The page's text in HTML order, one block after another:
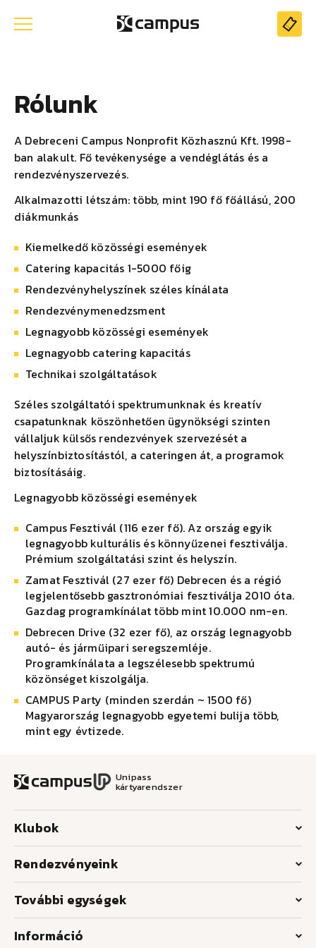
Rólunk
A Debreceni Campus Nonprofit Közhasznú Kft. 1998-
ban alakult. Fő tevékenysége a vendéglátás és a
rendezvényszervezés.
Alkalmazotti létszám: több, mint 190 fő főállású, 200
diákmunkás
Kiemelkedő közösségi események
Catering kapacitás 1-5000 főig
Rendezvényhelyszínek széles kínálata
Rendezvénymenedzsment
Legnagyobb közösségi események
Legnagyobb catering kapacitás
Technikai szolgáltatások
Széles szolgáltatói spektrumunknak és kreatív
csapatunknak köszönhetően ügynökségi szinten
vállaljuk külsős rendezvények szervezését a
helyszínbiztosítástól, a cateringen át, a programok
biztosításáig.
Legnagyobb közösségi események
Campus Fesztivál (116 ezer fő). Az ország egyik
legnagyobb kulturális és könnyűzenei fesztiválja.
Prémium szolgáltatási szint és helyszín.
Zamat Fesztivál (27 ezer fő) Debrecen és a régió
legjelentősebb gasztronómiai fesztiválja 2010 óta.
Gazdag programkínálat több mint 10.000 nm-en.
Debrecen Drive (32 ezer fő), az ország legnagyobb
autó- és járműipari seregszemléje.
Programkínálata a legszélesebb spektrumú
közönséget kiszolgálja.
CAMPUS Party (minden szerdán ~ 1500 fő)
Magyarország legnagyobb egyetemi bulija több,
mint egy évtizede.
Unipass
kártyarendszer
Klubok
Rendezvényeink
További egységek
Információ